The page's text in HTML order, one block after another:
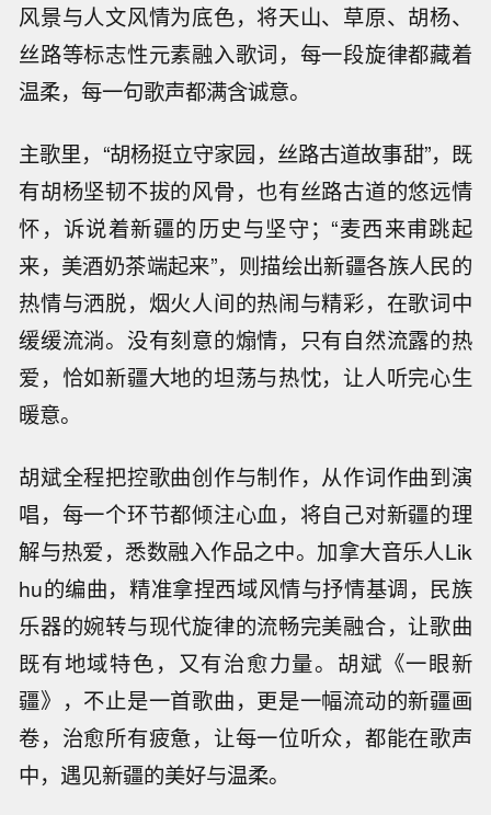
风景与人文风情为底色，将天山、草原、胡杨、
丝路等标志性元素融入歌词，每一段旋律都藏着
温柔，每一句歌声都满含诚意。
主歌里，“胡杨挺立守家园，丝路古道故事甜”，既
有胡杨坚韧不拔的风骨，也有丝路古道的悠远情
怀，诉说着新疆的历史与坚守；“麦西来甫跳起
来，美酒奶茶端起来”，则描绘出新疆各族人民的
热情与洒脱，烟火人间的热闹与精彩，在歌词中
缓缓流淌。没有刻意的煽情，只有自然流露的热
爱，恰如新疆大地的坦荡与热忱，让人听完心生
暖意。
胡斌全程把控歌曲创作与制作，从作词作曲到演
唱，每一个环节都倾注心血，将自己对新疆的理
解与热爱，悉数融入作品之中。加拿大音乐人Lik
hu的编曲，精准拿捏西域风情与抒情基调，民族
乐器的婉转与现代旋律的流畅完美融合，让歌曲
既有地域特色，又有治愈力量。胡斌《一眼新
疆》，不止是一首歌曲，更是一幅流动的新疆画
卷，治愈所有疲惫，让每一位听众，都能在歌声
中，遇见新疆的美好与温柔。